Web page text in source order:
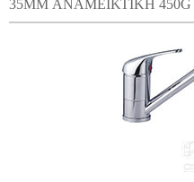
35MM ΑΝΑΜΕΙΚΤΙΚΗ 450G